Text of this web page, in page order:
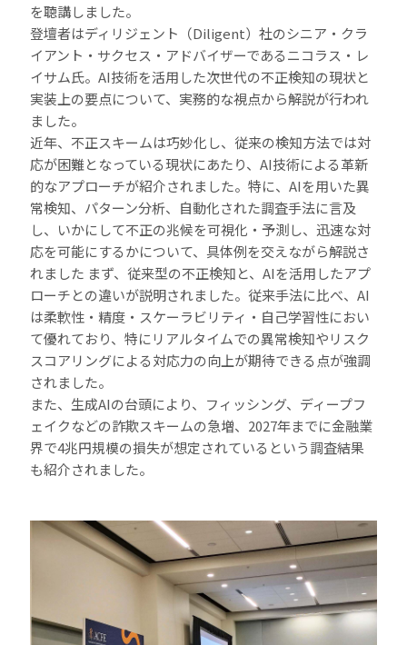
を聴講しました。
登壇者はディリジェント（Diligent）社のシニア・クラ
イアント・サクセス・アドバイザーであるニコラス・レ
イサム氏。AI技術を活用した次世代の不正検知の現状と
実装上の要点について、実務的な視点から解説が行われ
ました。
近年、不正スキームは巧妙化し、従来の検知方法では対
応が困難となっている現状にあたり、AI技術による革新
的なアプローチが紹介されました。特に、AIを用いた異
常検知、パターン分析、自動化された調査手法に言及
し、いかにして不正の兆候を可視化・予測し、迅速な対
応を可能にするかについて、具体例を交えながら解説さ
れました まず、従来型の不正検知と、AIを活用したアプ
ローチとの違いが説明されました。従来手法に比べ、AI
は柔軟性・精度・スケーラビリティ・自己学習性におい
て優れており、特にリアルタイムでの異常検知やリスク
スコアリングによる対応力の向上が期待できる点が強調
されました。
また、生成AIの台頭により、フィッシング、ディープフ
ェイクなどの詐欺スキームの急増、2027年までに金融業
界で4兆円規模の損失が想定されているという調査結果
も紹介されました。